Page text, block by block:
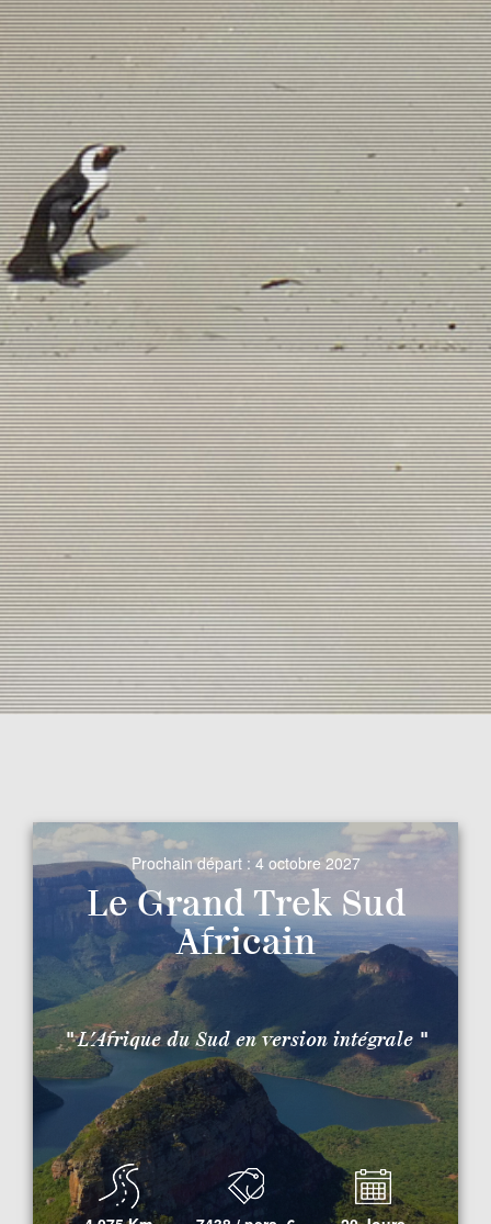
Prochain départ :4 octobre 2027
Le Grand Trek Sud
Africain
" L’Afrique du Sud en version intégrale "